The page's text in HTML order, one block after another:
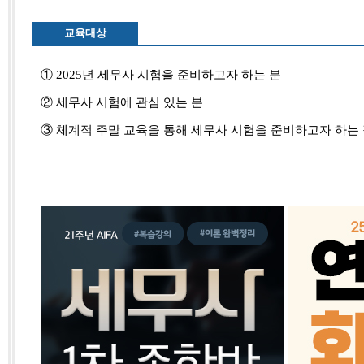
교육대상
① 2025년 세무사 시험을 준비하고자 하는 분
② 세무사 시험에 관심 있는 분
③ 체계적 주말 교육을 통해 세무사 시험을 준비하고자 하는